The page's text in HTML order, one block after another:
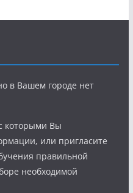
в Вашем городе нет
которыми Вы
или пригласите
правильной
необходимой